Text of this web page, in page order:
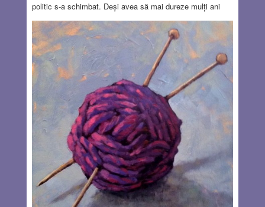
politic s-a schimbat. Deși avea să mai dureze mulți ani
până la ridicarea vizelor de călătorie pentru români, ne
puteam mișca deja mult mai ușor. Ținuserăm legătura în
toți acești ani, cu toate că nu mai eram niște fete de
școală, terminaserăm această etapă, aveam familii,
lucram, ne construiam vieți și cariere, eram prinse în
iureșul tinereții în care, ne amintim, vrei să le faci pe toate
– și vrei ca toate să iasă bine. citite de vigilenta
Securitate. Mai mult și mai des vorbeam la telefon,
demers care devenise posibil, dar costa destul de scump.
libertate și într-o societate capitalistă care semăna mult cu
banditismul. Era începutul anilor 90. câteva luni după
noi.
Read more…
MAR 24, 2022 8 COMMENTS